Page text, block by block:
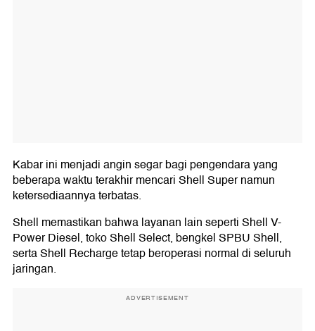
Kabar ini menjadi angin segar bagi pengendara yang
beberapa waktu terakhir mencari Shell Super namun
ketersediaannya terbatas.
Shell memastikan bahwa layanan lain seperti Shell V-
Power Diesel, toko Shell Select, bengkel SPBU Shell,
serta Shell Recharge tetap beroperasi normal di seluruh
jaringan.
ADVERTISEMENT